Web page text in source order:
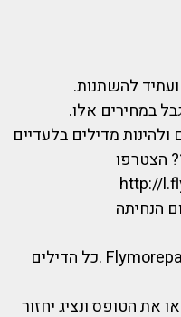
במחירים אלו.
מדילים בלעדיים
הצטרפו
http://
כל הזכויות שמורות לחברת Flymorepayless .כל הדילים
את הטופס ונציג יחזור